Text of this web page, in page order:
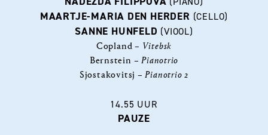
MAARTJE-MARIA DEN HERDER (CELLO)
SANNE HUNFELD (VIOOL)
Copland – Vitebsk
Bernstein – Pianotrio
Sjostakovitsj – Pianotrio 2
14.55 UUR
PAUZE